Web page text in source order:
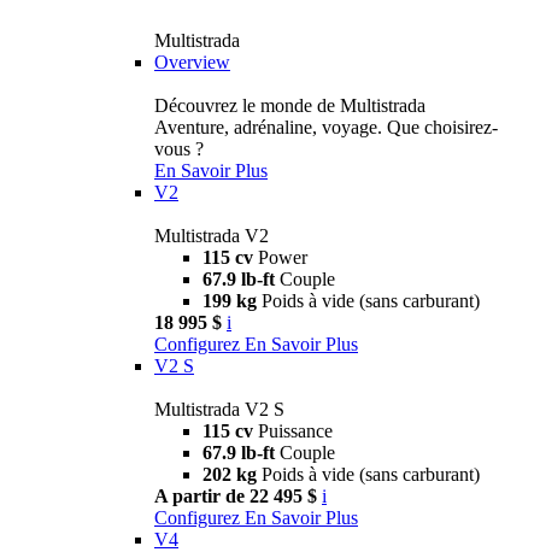
Multistrada
Overview
Découvrez le monde de Multistrada
Aventure, adrénaline, voyage. Que choisirez-
vous ?
En Savoir Plus
V2
Multistrada V2
115 cv Power
67.9 lb-ft Couple
199 kg Poids à vide (sans carburant)
18 995 $ i
Configurez En Savoir Plus
V2 S
Multistrada V2 S
115 cv Puissance
67.9 lb-ft Couple
202 kg Poids à vide (sans carburant)
A partir de 22 495 $ i
Configurez En Savoir Plus
V4